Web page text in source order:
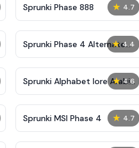
★ 4.7
Sprunki Phase 888
★ 4.4
Sprunki Phase 4 Alternate
Edition
★ 4.6
Sprunki Alphabet lore Arabic
Phase 3
★ 4.7
Sprunki MSI Phase 4